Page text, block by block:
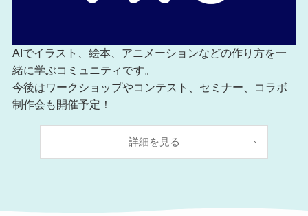
AIでイラスト、絵本、アニメーションなどの作り方を一
緒に学ぶコミュニティです。
今後はワークショップやコンテスト、セミナー、コラボ
制作会も開催予定！
詳細を見る